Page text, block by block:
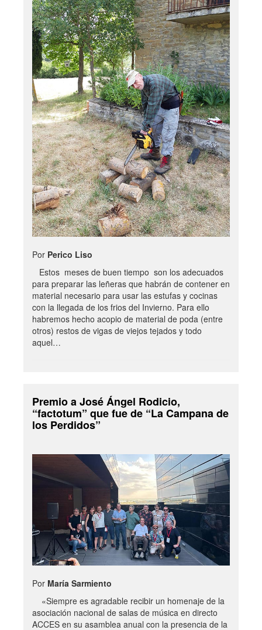
Por Perico Liso
Estos meses de buen tiempo son los adecuados
para preparar las leñeras que habrán de contener en
material necesario para usar las estufas y cocinas
con la llegada de los frios del Invierno. Para ello
habremos hecho acopio de material de poda (entre
otros) restos de vigas de viejos tejados y todo
aquel…
Premio a José Ángel Rodicio,
“factotum” que fue de “La Campana de
los Perdidos”
Por María Sarmiento
«Siempre es agradable recibir un homenaje de la
asociación nacional de salas de música en directo
ACCES en su asamblea anual con la presencia de la